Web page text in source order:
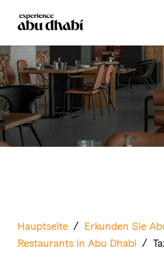
Hauptseite / Erkunden Sie
Restaurants in Abu Dhabi /